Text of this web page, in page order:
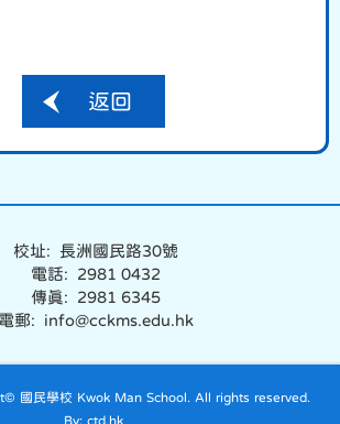
返回
校址: 長洲國民路30號
電話: 2981 0432
傳真: 2981 6345
電郵: info@cckms.edu.hk
國民學校 Kwok Man School. All rights reserved.
By: ctd.hk